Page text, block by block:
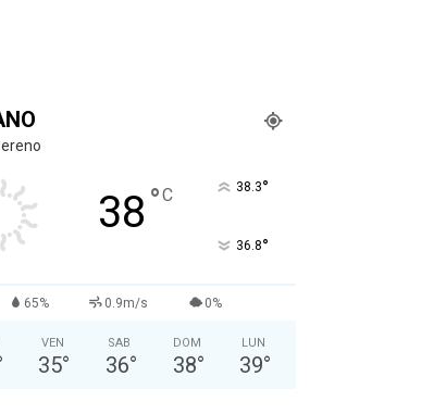
38 °C 38.3°
36.8°
65% 0.9m/s 0%
VEN
35°
SAB
36°
DOM
38°
LUN
39°